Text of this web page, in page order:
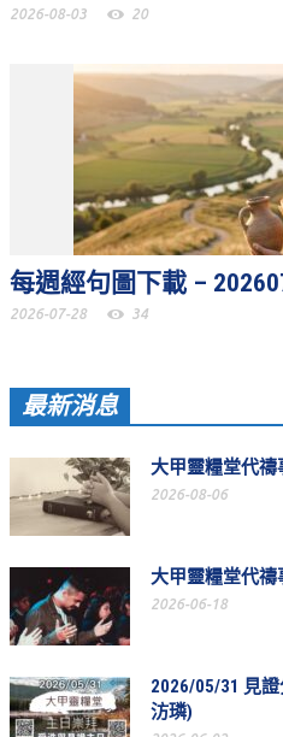
和平小組
大安小組
上騰小組
松柏牧區
旺得福小組
教會代禱
小組代禱
其他代禱
我要代禱
會友服務
裝備課程
主日服事表
2026-08-03 20
每週經句圖下載 –
2026-07-28 34
最新消息
大甲靈糧堂代禱
2026-08-06
大甲靈糧堂代禱
2026-06-18
2026/05/31 見
汸璘)